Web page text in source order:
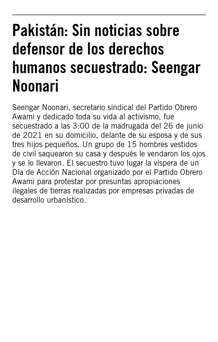
Pakistán: Sin noticias sobre
defensor de los derechos
humanos secuestrado: Seengar
Noonari
Seengar Noonari, secretario sindical del Partido Obrero
Awami y dedicado toda su vida al activismo, fue
secuestrado a las 3:00 de la madrugada del 26 de junio
de 2021 en su domicilio, delante de su esposa y de sus
tres hijos pequeños. Un grupo de 15 hombres vestidos
de civil saquearon su casa y después le vendaron los ojos
y se lo llevaron. El secuestro tuvo lugar la víspera de un
Día de Acción Nacional organizado por el Partido Obrero
Awami para protestar por presuntas apropiaciones
ilegales de tierras realizadas por empresas privadas de
desarrollo urbanístico.